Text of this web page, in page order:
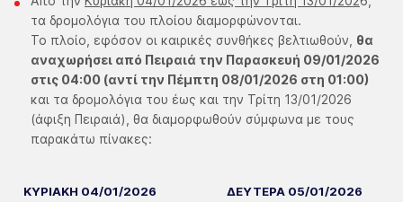
τα δρομολόγια του πλοίου διαμορφώνονται.
Το πλοίο, εφόσον οι καιρικές συνθήκες βελτιωθούν, θα
αναχωρήσει από Πειραιά την Παρασκευή 09/01/2026
στις 04:00 (αντί την Πέμπτη 08/01/2026 στη 01:00)
και τα δρομολόγια του έως και την Τρίτη 13/01/2026
(άφιξη Πειραιά), θα διαμορφωθούν σύμφωνα με τους
παρακάτω πίνακες:
ΚΥΡΙΑΚΗ 04/01/2026 ΔΕΥΤΕΡΑ 05/01/2026